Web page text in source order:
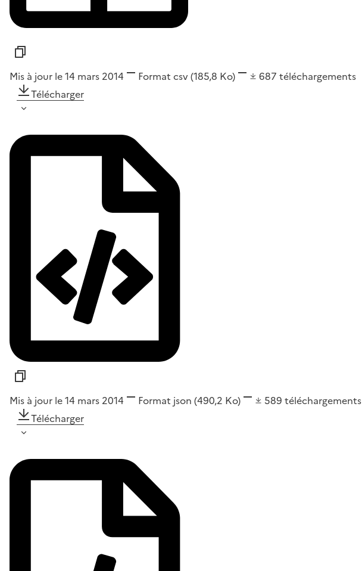
Mis à jour le 14 mars 2014 Format csv(185,8 Ko) 687 téléchargements
Télécharger
Mis à jour le 14 mars 2014 Format json (490,2 Ko) 589 téléchargements
Télécharger